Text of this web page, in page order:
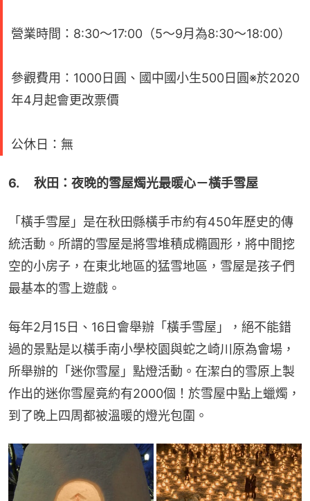
營業時間：8:30～17:00（5～9月為8:30～18:00）
參觀費用：1000日圓、國中國小生500日圓※於2020
年4月起會更改票價
公休日：無
6. 　秋田：夜晚的雪屋燭光最暖心－橫手雪屋
「橫手雪屋」是在秋田縣橫手市約有450年歷史的傳
統活動。所謂的雪屋是將雪堆積成橢圓形，將中間挖
空的小房子，在東北地區的猛雪地區，雪屋是孩子們
最基本的雪上遊戲。
每年2月15日、16日會舉辦「橫手雪屋」，絕不能錯
過的景點是以橫手南小學校園與蛇之崎川原為會場，
所舉辦的「迷你雪屋」點燈活動。在潔白的雪原上製
作出的迷你雪屋竟約有2000個！於雪屋中點上蠟燭，
到了晚上四周都被溫暖的燈光包圍。